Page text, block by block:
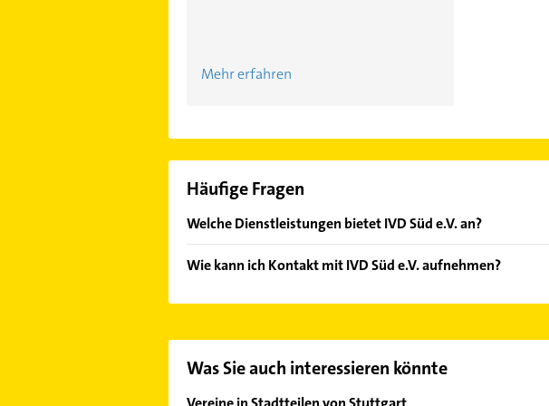
Mehr erfahren
Häufige Fragen
Welche Dienstleistungen bietet IVD Süd e.V. an?
Wie kann ich Kontakt mit IVD Süd e.V. aufnehmen?
Was Sie auch interessieren könnte